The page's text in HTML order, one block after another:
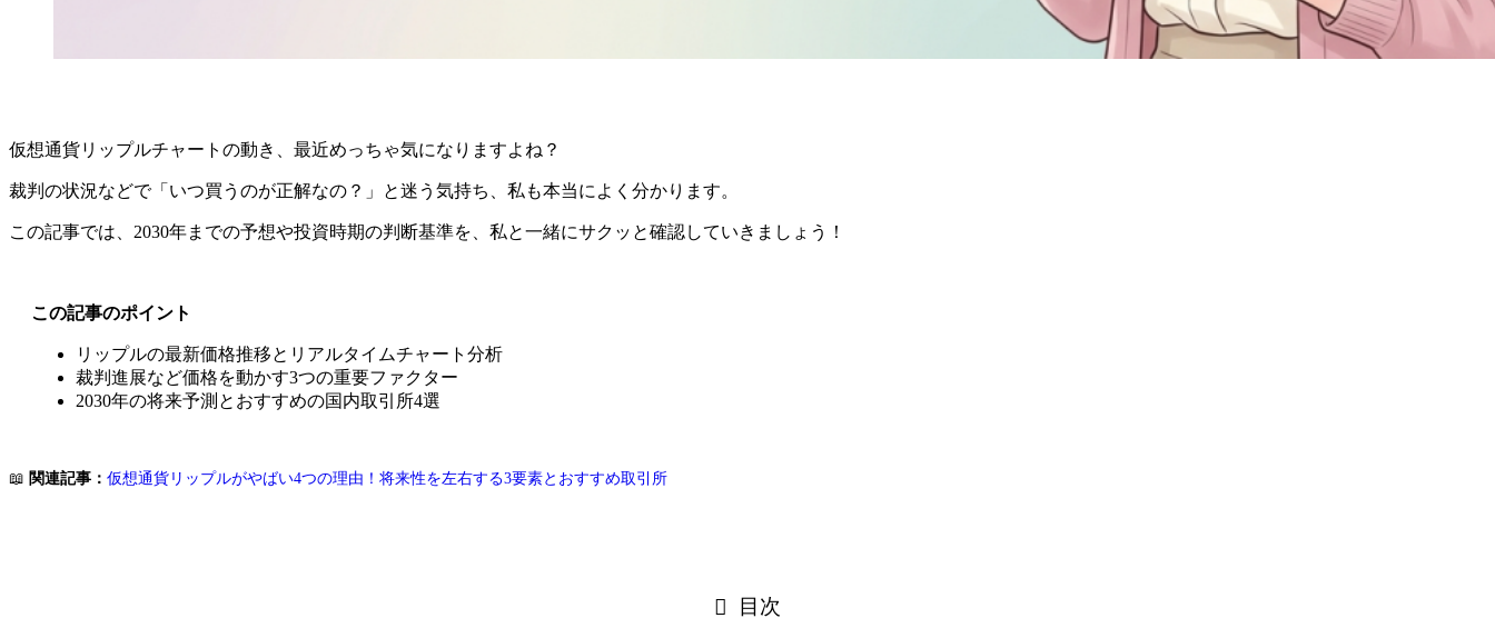
仮想通貨リップルチャートの動き、最近めっちゃ気になりますよね？
裁判の状況などで「いつ買うのが正解なの？」と迷う気持ち、私も本当によく分かります。
この記事では、2030年までの予想や投資時期の判断基準を、私と一緒にサクッと確認していきましょう！
この記事のポイント
リップルの最新価格推移とリアルタイムチャート分析
裁判進展など価格を動かす3つの重要ファクター
2030年の将来予測とおすすめの国内取引所4選
📖 関連記事： 仮想通貨リップルがやばい4つの理由！将来性を左右する3要素とおすすめ取引所
目次